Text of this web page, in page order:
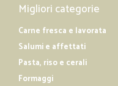
Migliori categorie
Carne fresca e lavorata
Salumi e affettati
Pasta, riso e cerali
Formaggi